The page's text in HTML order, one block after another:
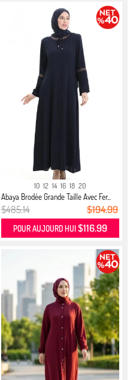
10 12 14 16 18 20
Abaya Brodée Grande Taille Avec Fer...
$485.14 $194.99
POUR AUJOURD HUI $116.99